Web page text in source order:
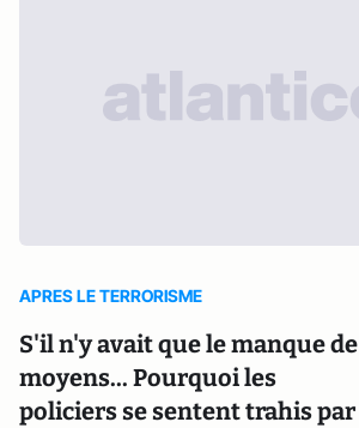
APRES LE TERRORISME
S'il n'y avait que le manque de
moyens... Pourquoi les
policiers se sentent trahis par